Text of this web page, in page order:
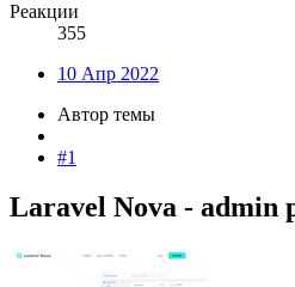
Реакции
355
10 Апр 2022
Автор темы
#1
Laravel Nova - admin